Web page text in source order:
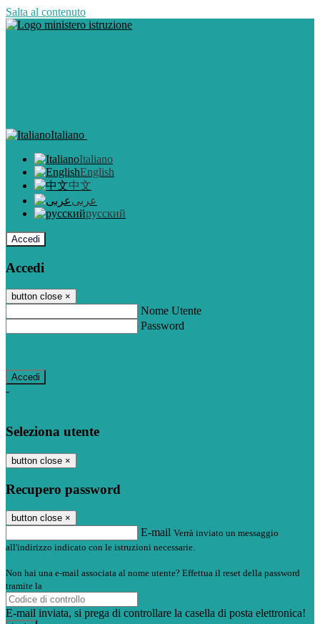
Salta al contenuto
Italiano
Italiano
English
中文
عربى
русский
Accedi
Accedi
button close ×
Nome Utente
Password
-
Seleziona utente
button close ×
Recupero password
button close ×
E-mail Verrà inviato un messaggio
all'indirizzo indicato con le istruzioni necessarie.
Non hai una e-mail associata al nome utente? Effettua il reset della password
tramite la
E-mail inviata, si prega di controllare la casella di posta elettronica!